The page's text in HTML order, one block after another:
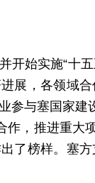
开始实施“十
展，各领域
参与塞国家
作，推进重
了榜样。塞